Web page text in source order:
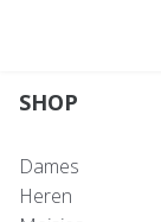
SHOP
Dames
Heren